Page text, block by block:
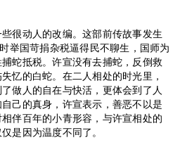
很动人的改编。这部前传故事发生
举国苛捐杂税逼得民不聊生，国师为
蛇抵税。许宣没有去捕蛇，反倒救
忆的白蛇。在二人相处的时光里，
做人的自在与快活，更体会到了人
己的真身，许宣表示，善恶不以是
伴百年的小青形容，与许宣相处的
是因为温度不同了。